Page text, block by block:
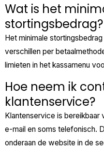
Wat is het
stortingsbedrag?
Het minimale
verschillen per
limieten in het kassamenu
Hoe neem ik
klantenservice?
Klantenservice is
e-mail en soms telefonisch.
onderaan de website in de